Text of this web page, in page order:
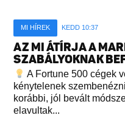
MI HÍREK KEDD 10:37
AZ MI ÁTÍRJA A
SZABÁLYOKNAK
A Fortune 500 cégek
kénytelenek
korábbi, jól bevált
elavultak...